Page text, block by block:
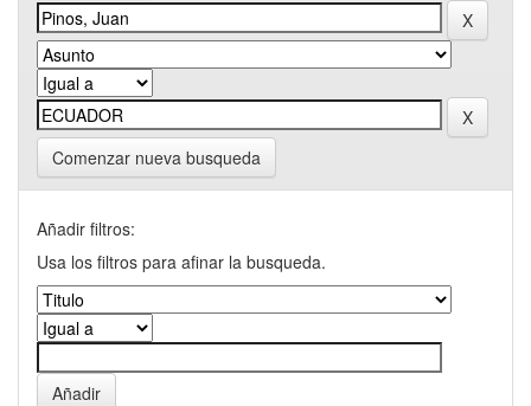
Comenzar nueva busqueda
Añadir filtros:
Usa los filtros para afinar la busqueda.